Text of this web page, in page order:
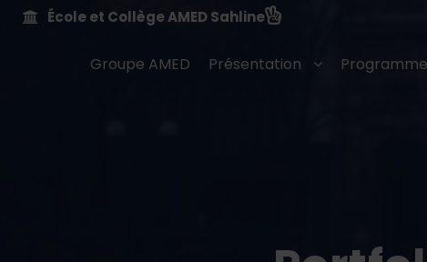
École et Collège AMED Sahline
Groupe AMED Présentation